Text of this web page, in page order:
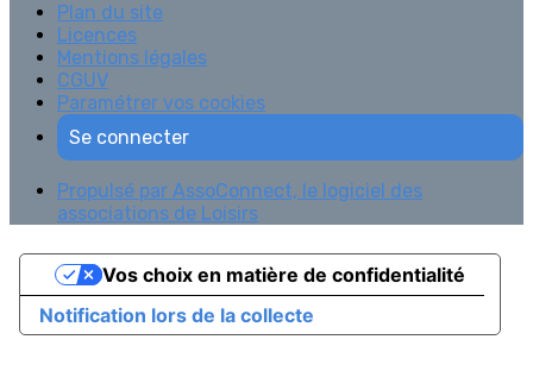
Plan du site
Licences
Mentions légales
CGUV
Paramétrer vos cookies
Se connecter
Propulsé par AssoConnect, le logiciel des
associations de Loisirs
Notification lors de la collecte
Vos choix en matière de confidentialité